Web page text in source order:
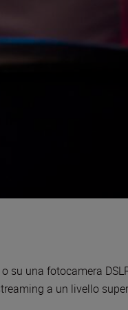
una fotocamera
a un livello